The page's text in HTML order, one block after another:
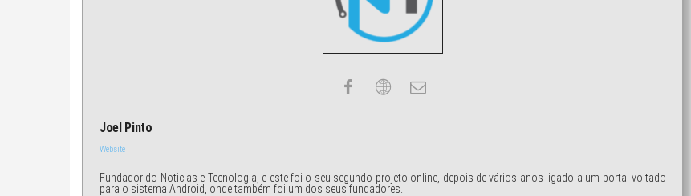
Joel Pinto
Website
Fundador do Noticias e Tecnologia, e este foi o seu segundo projeto online, depois de vários anos ligado a um portal voltado
para o sistema Android, onde também foi um dos seus fundadores.